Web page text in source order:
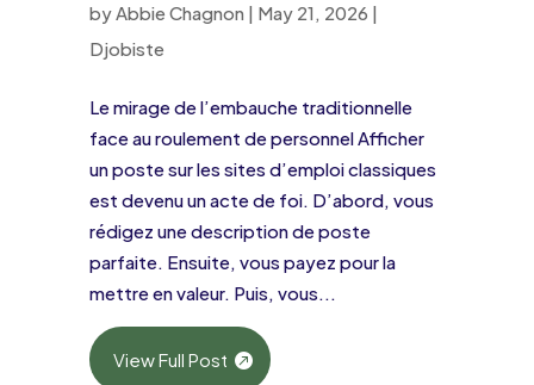
byAbbie Chagnon | May 21, 2026 |
Djobiste
Le mirage de l’embauche traditionnelle
face au roulement de personnel Afficher
un poste sur les sites d’emploi classiques
est devenu un acte de foi. D’abord, vous
rédigez une description de poste
parfaite. Ensuite, vous payez pour la
mettre en valeur. Puis, vous...
View Full Post